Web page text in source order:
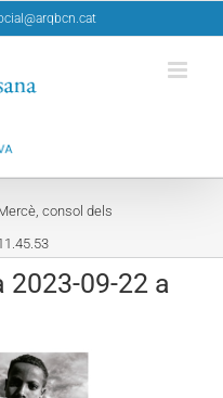
consol dels
2023-09-22 a